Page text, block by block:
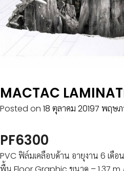
CO.,LTD.
All
MACTAC
Posted on 18 ตุลาคม 20197 พฤษภ
PF6300
PVC ฟิล์มเคลือบด้าน อายุงาน 6 เดื